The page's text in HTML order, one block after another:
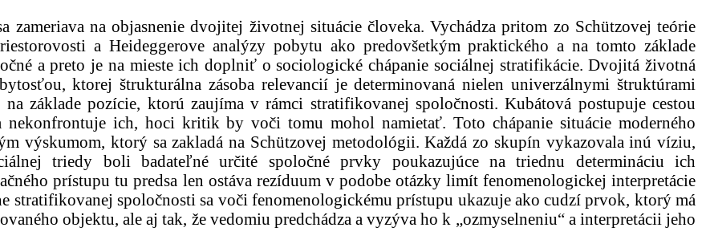
na objasnenie dvojitej životnej situácie človeka. Vychádza pritom zo Schützovej teórie
a Heideggerove analýzy pobytu ako predovšetkým praktického a na tomto základe
a preto je na mieste ich doplniť o sociologické chápanie sociálnej stratifikácie. Dvojitá životná
ktorej štrukturálna zásoba relevancií je determinovaná nielen univerzálnymi štruktúrami
základe pozície, ktorú zaujíma v rámci stratifikovanej spoločnosti. Kubátová postupuje cestou
ich, hoci kritik by voči tomu mohol namietať. Toto chápanie situácie moderného
výskumom, ktorý sa zakladá na Schützovej metodológii. Každá zo skupín vykazovala inú víziu,
triedy boli badateľné určité spoločné prvky poukazujúce na triednu determináciu ich
prístupu tu predsa len ostáva rezíduum v podobe otázky limít fenomenologickej interpretácie
stratifikovanej spoločnosti sa voči fenomenologickému prístupu ukazuje ako cudzí prvok, ktorý má
objektu, ale aj tak, že vedomiu predchádza a vyzýva ho k „ozmyselneniu“ a interpretácii jeho